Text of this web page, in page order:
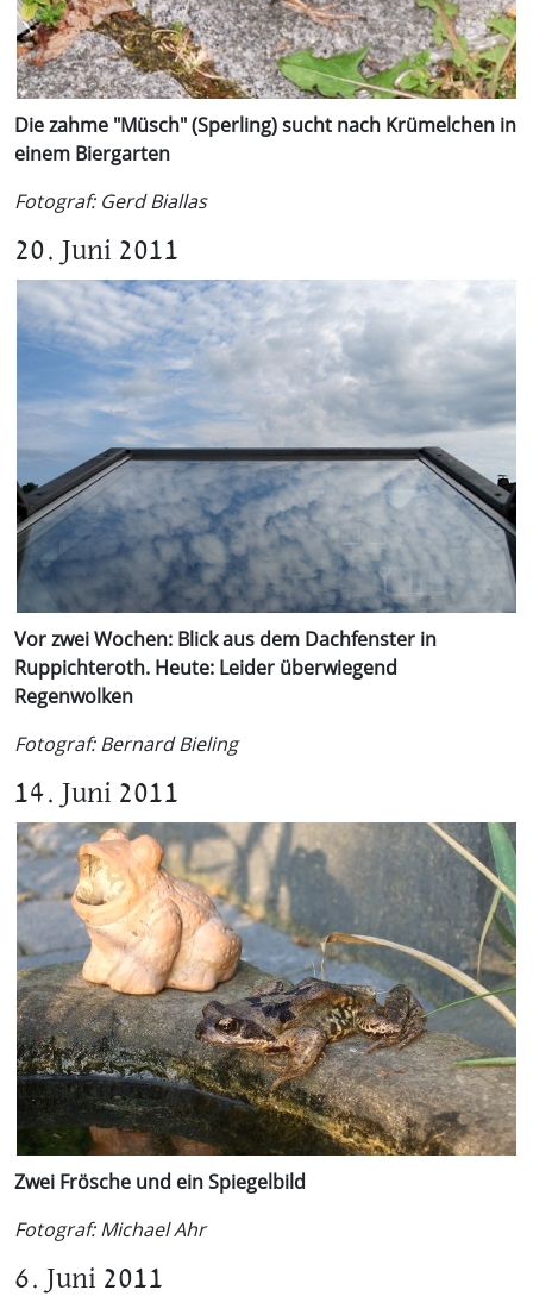
Die zahme "Müsch" (Sperling) sucht nach Krümelchen in
einem Biergarten
Fotograf: Gerd Biallas
20. Juni 2011
Vor zwei Wochen: Blick aus dem Dachfenster in
Ruppichteroth. Heute: Leider überwiegend
Regenwolken
Fotograf: Bernard Bieling
14. Juni 2011
Zwei Frösche und ein Spiegelbild
Fotograf: Michael Ahr
6. Juni 2011